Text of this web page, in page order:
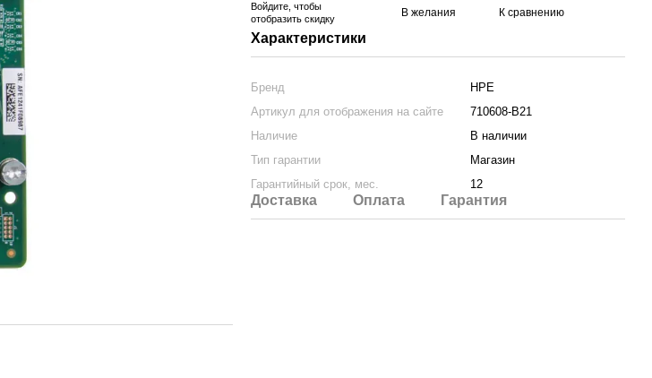
Войдите , чтобы
отобразить скидку
В желания К сравнению
Характеристики
Бренд
HPE
Артикул для отображения на сайте
710608-B21
Наличие
В наличии
Тип гарантии
Магазин
Гарантийный срок, мес.
12
Доставка Оплата Гарантия